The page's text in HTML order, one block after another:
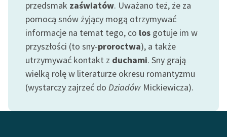
niepełnosprawnościami
Feministyczne inspiracje.
Popularyzacja
skandynawskiej literatury
feministycznej
Ręce pełne poezji
twórców przechodzących
przedsmak zaświatów. Uważano też, że za
pomocą snów żyjący mogą otrzymywać
informacje na temat tego, co los gotuje im w
przyszłości (to sny-proroctwa), a także
utrzymywać kontakt z duchami. Sny grają
wielką rolę w literaturze okresu romantyzmu
(wystarczy zajrzeć do Dziadów Mickiewicza).